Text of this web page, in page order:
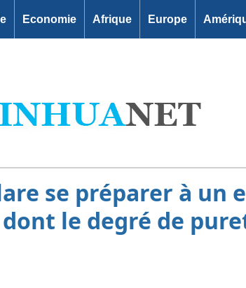
Economie Afrique Europe
se préparer à un
le degré de